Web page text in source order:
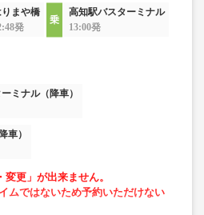
まや橋
発
高知駅バスターミナル
13:00発
ミナル（降車）
車）
更」が出来ません。
ムではないため予約いただけない